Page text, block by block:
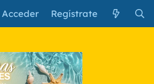
Acceder Regístrate